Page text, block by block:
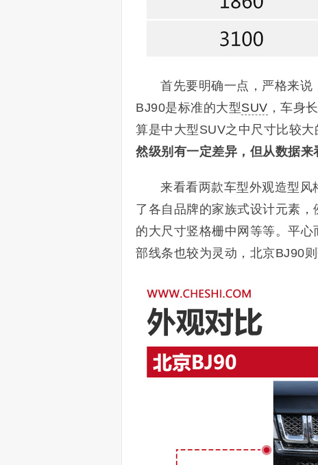
首先要明确一点，严格来
BJ90是标准的大型SUV ，车身
算是中大型SUV之中尺寸比较大
然级别有一定差异，但从数据来
来看看两款车型外观造型风
了各自品牌的家族式设计元素，
的大尺寸竖格栅中网等等。平
部线条也较为灵动，北京BJ90